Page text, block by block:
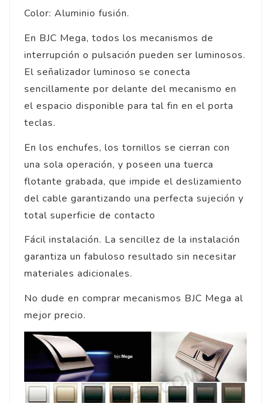
Color: Aluminio fusión.
En BJC Mega, todos los mecanismos de
interrupción o pulsación pueden ser luminosos.
El señalizador luminoso se conecta
sencillamente por delante del mecanismo en
el espacio disponible para tal fin en el porta
teclas.
En los enchufes, los tornillos se cierran con
una sola operación, y poseen una tuerca
flotante grabada, que impide el deslizamiento
del cable garantizando una perfecta sujeción y
total superficie de contacto
Fácil instalación. La sencillez de la instalación
garantiza un fabuloso resultado sin necesitar
materiales adicionales.
No dude en comprar mecanismos BJC Mega al
mejor precio.